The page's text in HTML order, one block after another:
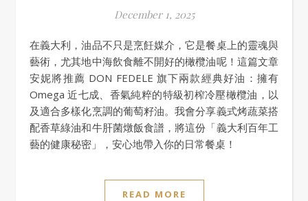
December 1, 2025
在義大利，油品不只是烹飪媒介，它是餐桌上的靈魂與
藝術，尤其地中海飲食離不開好的橄欖油呢！這篇文章
安妮將推薦 DON FEDELE 旗下兩款經典好油：擁有
Omega 近七成、香氣純粹的特級初榨冷壓橄欖油，以
及適合多樣化烹調的葡萄籽油。我會分享義式烤蔬菜搭
配香草綠油和牛肝菌燉飯食譜，將這份「義大利百年工
藝的健康秘密」，安心地帶入你的日常餐桌！
READ MORE